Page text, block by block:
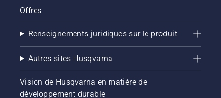
Offres
Renseignements juridiques sur le produit
Autres sites Husqvarna
Vision de Husqvarna en matière de
développement durable